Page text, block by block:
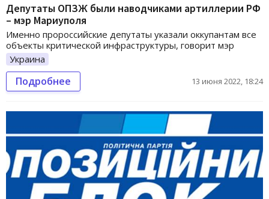
Депутаты ОПЗЖ были наводчиками артиллерии РФ
– мэр Мариуполя
Именно пророссийские депутаты указали оккупантам все
объекты критической инфраструктуры, говорит мэр
Украина
Подробнее 13 июня 2022, 18:24